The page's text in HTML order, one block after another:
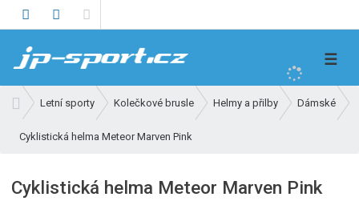
h
t
☰
v
o
í
Letní sporty Kolečkové brusle Helmy a přilby Dámské
Cyklistická helma Meteor Marven Pink
Cyklistická helma Meteor Marven Pink